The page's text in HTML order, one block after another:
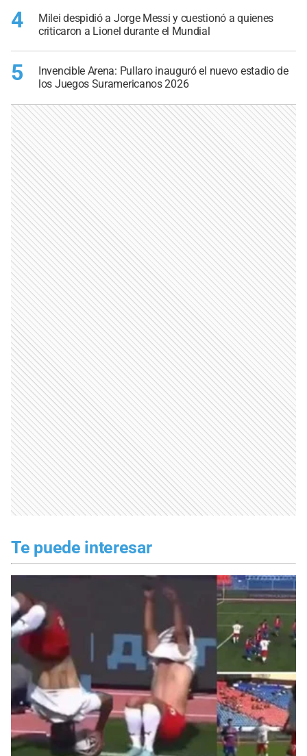
4
Milei despidió a Jorge Messi y cuestionó a quienes
criticaron a Lionel durante el Mundial
5
Invencible Arena: Pullaro inauguró el nuevo estadio de
los Juegos Suramericanos 2026
Te puede interesar